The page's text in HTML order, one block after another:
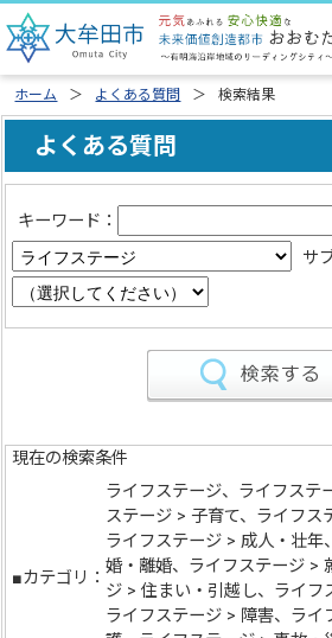
ホーム よくある質問 検索結果
よくある質問
キーワード：
サ
現在の検索条件
■カテゴリ：
ライフステージ、ライフステ
ステージ > 子育て、ライフス
ライフステージ > 成人・壮年
婚・離婚、ライフステージ >
ジ > 住まい・引越し、ライフ
ライフステージ > 障害、ライ